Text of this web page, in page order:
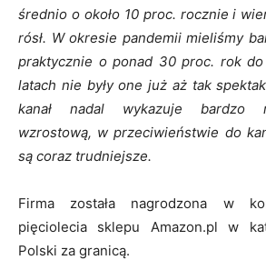
średnio o około 10 proc. rocznie i
rósł. W okresie pandemii mieliśmy
praktycznie o ponad 30 proc. rok
latach nie były one już aż tak
kanał nadal wykazuje bardzo
wzrostową, w przeciwieństwie do
są coraz trudniejsze.
Firma została nagrodzona w
pięciolecia sklepu Amazon.pl w
Polski za granicą.